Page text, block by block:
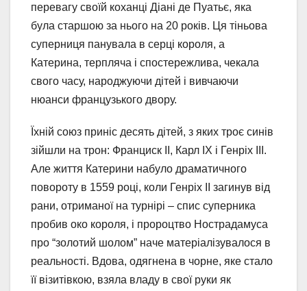
перевагу своїй коханці Діані де Пуатьє, яка
була старшою за нього на 20 років. Ця тіньова
суперниця панувала в серці короля, а
Катерина, терпляча і спостережлива, чекала
свого часу, народжуючи дітей і вивчаючи
нюанси французького двору.
Їхній союз приніс десять дітей, з яких троє синів
зійшли на трон: Франциск II, Карл IX і Генріх III.
Але життя Катерини набуло драматичного
повороту в 1559 році, коли Генріх II загинув від
рани, отриманої на турнірі – спис суперника
пробив око короля, і пророцтво Нострадамуса
про “золотий шолом” наче матеріалізувалося в
реальності. Вдова, одягнена в чорне, яке стало
її візитівкою, взяла владу в свої руки як